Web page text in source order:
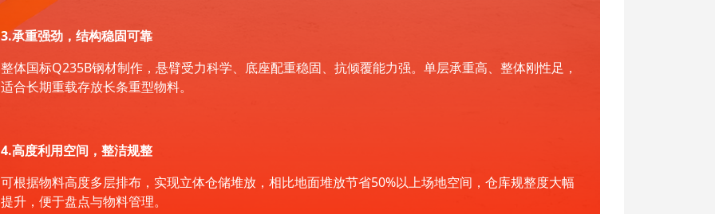
3.承重强劲，结构稳固可靠
整体国标Q235B钢材制作，悬臂受力科学、底座配重稳固、抗倾覆能力强。单层承重高、整体刚性足，
适合长期重载存放长条重型物料。
4.高度利用空间，整洁规整
可根据物料高度多层排布，实现立体仓储堆放，相比地面堆放节省50%以上场地空间，仓库规整度大幅
提升，便于盘点与物料管理。